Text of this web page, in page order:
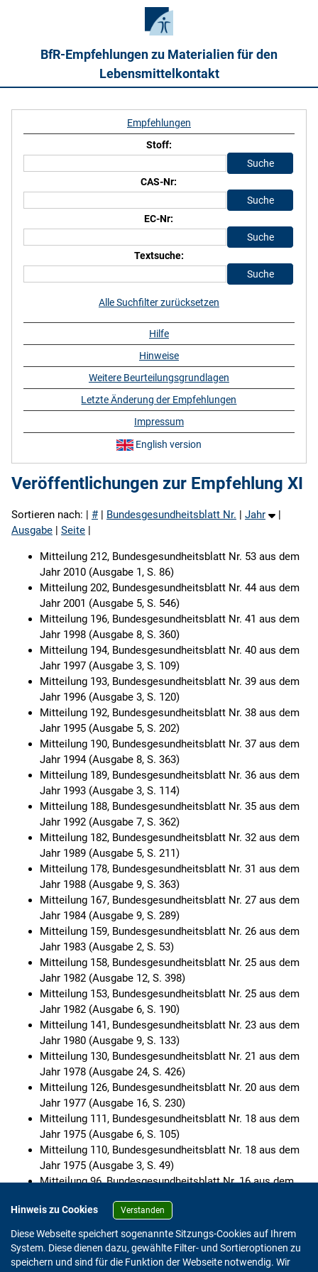
BfR-Empfehlungen zu Materialien für den
Lebensmittelkontakt
Veröffentlichungen zur Empfehlung XI
Sortieren nach: | # | Bundesgesundheitsblatt Nr. | Jahr
|
Ausgabe | Seite |
Mitteilung 212, Bundesgesundheitsblatt Nr. 53 aus dem
Jahr 2010 (Ausgabe 1, S. 86)
Mitteilung 202, Bundesgesundheitsblatt Nr. 44 aus dem
Jahr 2001 (Ausgabe 5, S. 546)
Mitteilung 196, Bundesgesundheitsblatt Nr. 41 aus dem
Jahr 1998 (Ausgabe 8, S. 360)
Mitteilung 194, Bundesgesundheitsblatt Nr. 40 aus dem
Jahr 1997 (Ausgabe 3, S. 109)
Mitteilung 193, Bundesgesundheitsblatt Nr. 39 aus dem
Jahr 1996 (Ausgabe 3, S. 120)
Mitteilung 192, Bundesgesundheitsblatt Nr. 38 aus dem
Jahr 1995 (Ausgabe 5, S. 202)
Mitteilung 190, Bundesgesundheitsblatt Nr. 37 aus dem
Jahr 1994 (Ausgabe 8, S. 363)
Mitteilung 189, Bundesgesundheitsblatt Nr. 36 aus dem
Jahr 1993 (Ausgabe 3, S. 114)
Mitteilung 188, Bundesgesundheitsblatt Nr. 35 aus dem
Jahr 1992 (Ausgabe 7, S. 362)
Mitteilung 182, Bundesgesundheitsblatt Nr. 32 aus dem
Jahr 1989 (Ausgabe 5, S. 211)
Mitteilung 178, Bundesgesundheitsblatt Nr. 31 aus dem
Jahr 1988 (Ausgabe 9, S. 363)
Mitteilung 167, Bundesgesundheitsblatt Nr. 27 aus dem
Jahr 1984 (Ausgabe 9, S. 289)
Mitteilung 159, Bundesgesundheitsblatt Nr. 26 aus dem
Jahr 1983 (Ausgabe 2, S. 53)
Mitteilung 158, Bundesgesundheitsblatt Nr. 25 aus dem
Jahr 1982 (Ausgabe 12, S. 398)
Mitteilung 153, Bundesgesundheitsblatt Nr. 25 aus dem
Jahr 1982 (Ausgabe 6, S. 190)
Mitteilung 141, Bundesgesundheitsblatt Nr. 23 aus dem
Jahr 1980 (Ausgabe 9, S. 133)
Mitteilung 130, Bundesgesundheitsblatt Nr. 21 aus dem
Jahr 1978 (Ausgabe 24, S. 426)
Mitteilung 126, Bundesgesundheitsblatt Nr. 20 aus dem
Jahr 1977 (Ausgabe 16, S. 230)
Mitteilung 111, Bundesgesundheitsblatt Nr. 18 aus dem
Jahr 1975 (Ausgabe 6, S. 105)
Mitteilung 110, Bundesgesundheitsblatt Nr. 18 aus dem
Jahr 1975 (Ausgabe 3, S. 49)
Mitteilung 96, Bundesgesundheitsblatt Nr. 16 aus dem
Mitteilung 94, Bundesgesundheitsblatt Nr. 16 aus dem
Jahr 1973 (Ausgabe 12, S. 189)
Empfehlungen
Stoff:
CAS-Nr:
EC-Nr:
Textsuche:
Alle Suchfilter zurücksetzen
Hilfe
Hinweise
Weitere Beurteilungsgrundlagen
Letzte Änderung der Empfehlungen
Impressum
English version
Hinweis zu Cookies Verstanden
Diese Webseite speichert sogenannte Sitzungs-Cookies auf Ihrem
System. Diese dienen dazu, gewählte Filter- und Sortieroptionen zu
speichern und sind für die Funktion der Webseite notwendig. Wir